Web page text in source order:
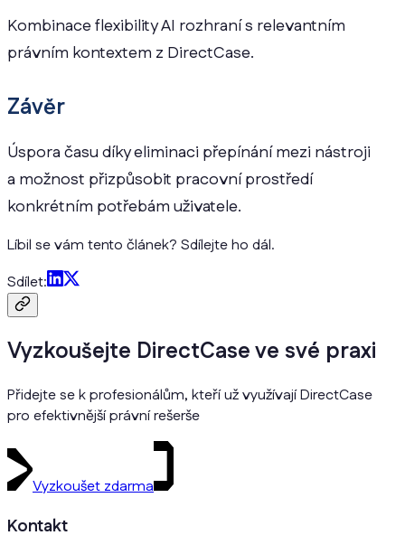
Kombinace flexibility AI rozhraní s relevantním
právním kontextem z DirectCase.
Závěr
Úspora času díky eliminaci přepínání mezi nástroji
a možnost přizpůsobit pracovní prostředí
konkrétním potřebám uživatele.
Líbil se vám tento článek? Sdílejte ho dál.
Sdílet:
Vyzkoušejte DirectCase ve své praxi
Přidejte se k profesionálům, kteří už využívají DirectCase
pro efektivnější právní rešerše
Vyzkoušet zdarma
Kontakt